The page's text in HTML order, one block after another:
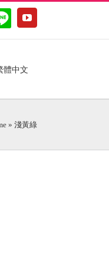
YouTube
體中文
» 淺黃綠